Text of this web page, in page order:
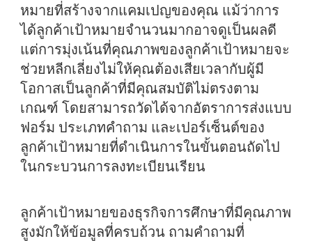
หมายที่สร้างจากแคมเปญของคุณ แม้ว่าการ
ได้ลูกค้าเป้าหมายจำนวนมากอาจดูเป็นผลดี
แต่การมุ่งเน้นที่คุณภาพของลูกค้าเป้าหมายจะ
ช่วยหลีกเลี่ยงไม่ให้คุณต้องเสียเวลากับผู้มี
โอกาสเป็นลูกค้าที่มีคุณสมบัติไม่ตรงตาม
เกณฑ์ โดยสามารถวัดได้จากอัตราการส่งแบบ
ฟอร์ม ประเภทคำถาม และเปอร์เซ็นต์ของ
ลูกค้าเป้าหมายที่ดำเนินการในขั้นตอนถัดไป
ในกระบวนการลงทะเบียนเรียน
ลูกค้าเป้าหมายของธุรกิจการศึกษาที่มีคุณภาพ
สูงมักให้ข้อมูลที่ครบถ้วน ถามคำถามที่